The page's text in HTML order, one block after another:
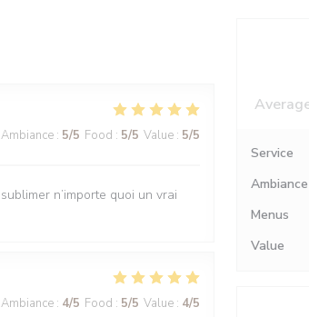
Ambiance : 5/5 Food : 5/5 Value : 5/5
n’importe quoi un vrai
Ambiance : 4/5 Food : 5/5 Value : 4/5
Service
Ambiance
Menus
Value